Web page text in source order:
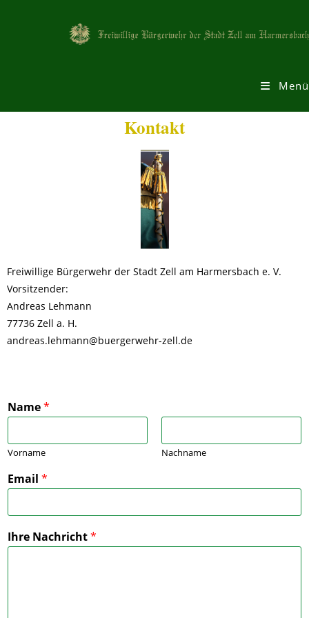
Menü
Kontakt
Freiwillige Bürgerwehr der Stadt Zell am Harmersbach e. V.
Vorsitzender:
Andreas Lehmann
77736 Zell a. H.
andreas.lehmann@buergerwehr-zell.de
Name*
Vorname Nachname
Email *
Ihre Nachricht*